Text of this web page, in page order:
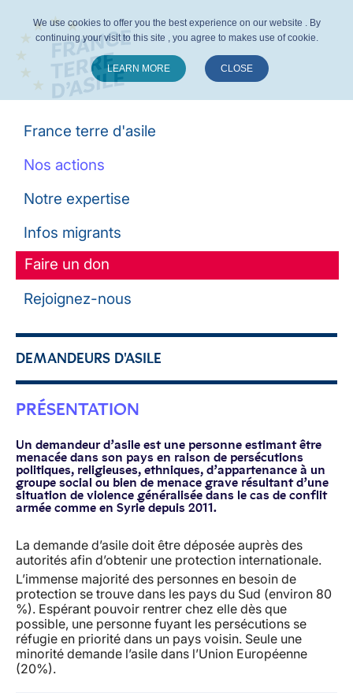
France terre d'asile
Nos actions
Notre expertise
Infos migrants
Faire un don
Rejoignez-nous
DEMANDEURS D'ASILE
PRÉSENTATION
Un demandeur d’asile est une personne estimant être
menacée dans son pays en raison de persécutions
politiques, religieuses, ethniques, d’appartenance à un
groupe social ou bien de menace grave résultant d’une
situation de violence généralisée dans le cas de conflit
armée comme en Syrie depuis 2011.
La demande d’asile doit être déposée auprès des
autorités afin d’obtenir une protection internationale.
L’immense majorité des personnes en besoin de
protection se trouve dans les pays du Sud (environ 80
%). Espérant pouvoir rentrer chez elle dès que
possible, une personne fuyant les persécutions se
réfugie en priorité dans un pays voisin. Seule une
minorité demande l’asile dans l’Union Européenne
(20%).
We use cookies to offer you the best experience on our website . By
continuing your visit to this site , you agree to makes use of cookie.
LEARN MORE CLOSE